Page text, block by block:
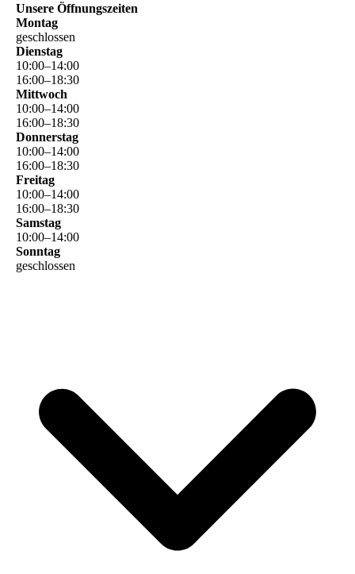
Unsere Öffnungszeiten
Montag
geschlossen
Dienstag
10:00–14:00
16:00–18:30
Mittwoch
10:00–14:00
16:00–18:30
Donnerstag
10:00–14:00
16:00–18:30
Freitag
10:00–14:00
16:00–18:30
Samstag
10:00–14:00
Sonntag
geschlossen